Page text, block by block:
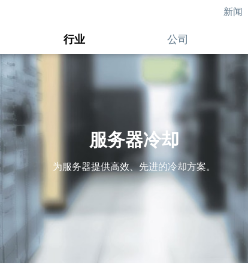
新闻
行业 公司
服务器冷却
为服务器提供高效、先进的冷却方案。